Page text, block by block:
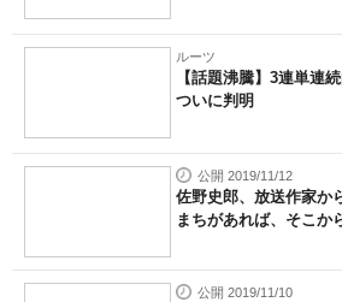
ルーツ
【話題沸騰】3連単連
ついに判明
公開 2019/11/12
佐野史郎、放送作家
まちがあれば、そこか
公開 2019/11/10